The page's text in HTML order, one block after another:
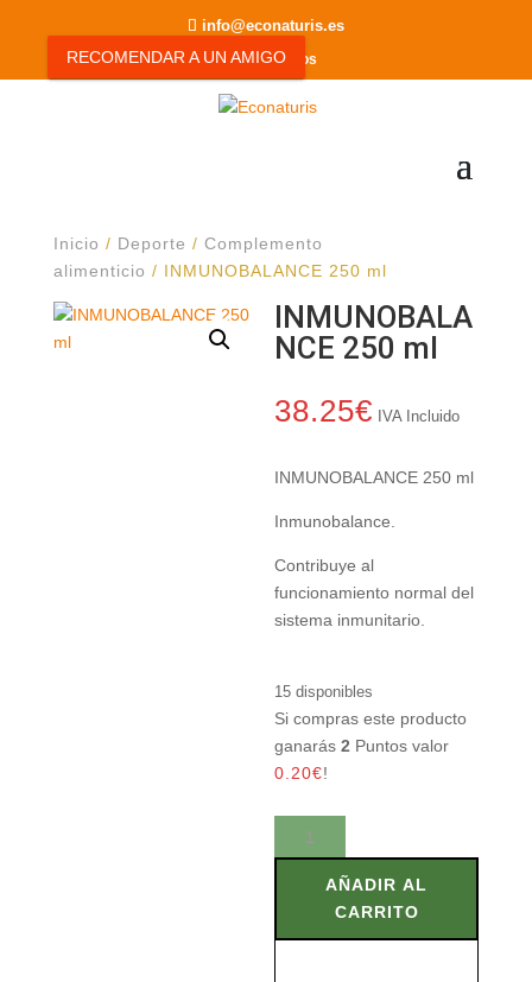
RECOMENDAR A UN AMIGO
info@econaturis.es
0 elementos
Inicio / Deporte / Complemento
alimenticio / INMUNOBALANCE 250 ml
INMUNOBALA
NCE 250 ml
38.25€ IVA Incluido
INMUNOBALANCE 250 ml
Inmunobalance.
Contribuye al
funcionamiento normal del
sistema inmunitario.
15 disponibles
Si compras este producto
ganarás2 Puntos valor
0.20€!
INMUNOBALANCE
250
cantidad
AÑADIR AL
CARRITO